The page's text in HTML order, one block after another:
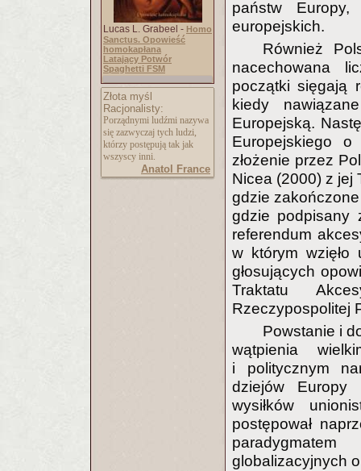
Lucas L. Grabeel - Homo
Sanctus. Opowieść
homokapłana
Latający Potwór
Spaghetti FSM
Złota myśl
Racjonalisty:
Porządnymi ludźmi nazywa
się zazwyczaj tych ludzi,
którzy postępują tak jak
wszyscy inni.
Anatol France
państw
europejskich.
Również
nacechowana
początki sięgają
kiedy
Europejską.
Europejskiego
złożenie przez
Nicea (2000) z jej
gdzie
gdzie podpisany
referendum
w którym wzięło
głosujących
Traktatu
Rzeczypospolitej
Powstanie i
wątpienia
i politycznym
dziejów Europy
wysiłków
postępował
globalizacyjnych